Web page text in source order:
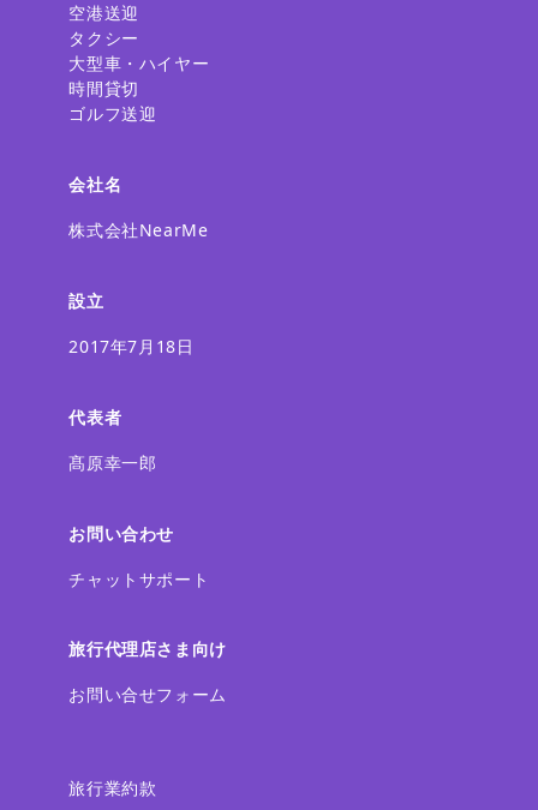
空港送迎
タクシー
大型車・ハイヤー
時間貸切
ゴルフ送迎
会社名
株式会社NearMe
設立
2017年7月18日
代表者
髙原幸一郎
お問い合わせ
チャットサポート
旅行代理店さま向け
お問い合せフォーム
旅行業約款